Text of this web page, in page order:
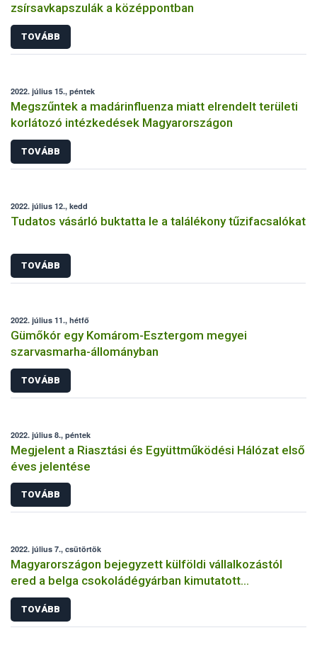
zsírsavkapszulák a középpontban
TOVÁBB
2022. július 15., péntek
Megszűntek a madárinfluenza miatt elrendelt területi
korlátozó intézkedések Magyarországon
TOVÁBB
2022. július 12., kedd
Tudatos vásárló buktatta le a találékony tűzifacsalókat
TOVÁBB
2022. július 11., hétfő
Gümőkór egy Komárom-Esztergom megyei
szarvasmarha-állományban
TOVÁBB
2022. július 8., péntek
Megjelent a Riasztási és Együttműködési Hálózat első
éves jelentése
TOVÁBB
2022. július 7., csütörtök
Magyarországon bejegyzett külföldi vállalkozástól
ered a belga csokoládégyárban kimutatott
szalmonella-fertőzés
TOVÁBB